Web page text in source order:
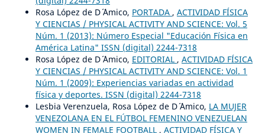
Rosa López de D´ ´Amico, PORTADA , ACTIVIDAD FÍSICA
Y CIENCIAS / PHYSICAL ACTIVITY AND SCIENCE: Vol. 5
Núm. 1 (2013): Número Especial "Educación Física en
América Latina" ISSN (digital) 2244-7318
Rosa López de D´ ´Amico, EDITORIAL , ACTIVIDAD FÍSICA
Y CIENCIAS / PHYSICAL ACTIVITY AND SCIENCE: Vol. 1
Núm. 1 (2009): Experiencias variadas en actividad
física y deportes. ISSN (digital) 2244-7318
Lesbia Verenzuela, Rosa López de D´ ´Amico, LA MUJER
VENEZOLANA EN EL FÚTBOL FEMENINO VENEZUELAN
WOMEN IN FEMALE FOOTBALL , ACTIVIDAD FÍSICA Y